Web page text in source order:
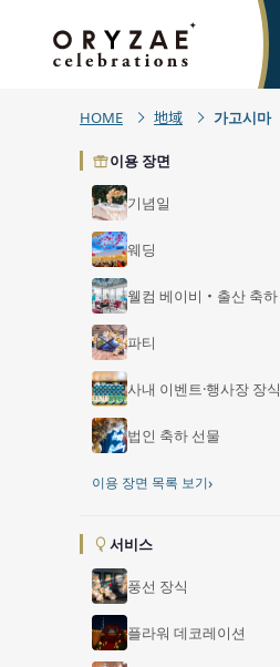
HOME 地域 가고시마
이용 장면
기념일
웨딩
웰컴 베이비・출산 축하
파티
사내 이벤트·행사장 장식
법인 축하 선물
이용 장면 목록 보기›
서비스
풍선 장식
플라워 데코레이션